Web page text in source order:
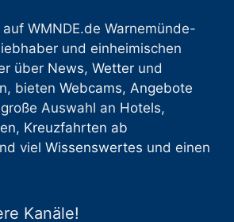
WMNDE.de Warnemünde-
und einheimischen
über News, Wetter und
, bieten Webcams, Angebote
Auswahl an Hotels,
, Kreuzfahrten ab
viel Wissenswertes und einen
Kanäle!